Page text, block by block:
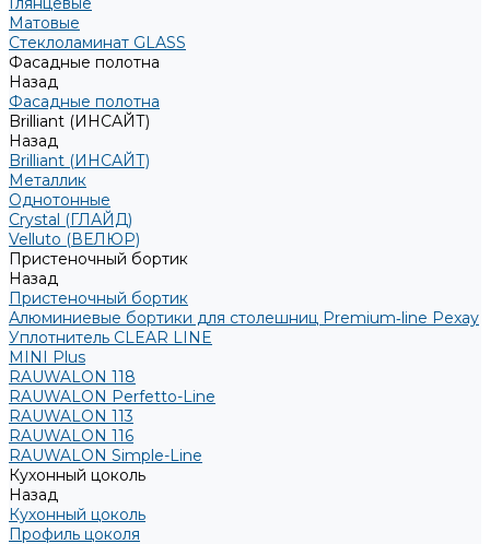
Матовые
Стеклоламинат GLASS
Фасадные полотна
Назад
Фасадные полотна
Brilliant (ИНСАЙТ)
Назад
Brilliant (ИНСАЙТ)
Металлик
Однотонные
Crystal (ГЛАЙД)
Velluto (ВЕЛЮР)
Пристеночный бортик
Назад
Пристеночный бортик
Алюминиевые бортики для столешниц Premium‑line Рехау
Уплотнитель CLEAR LINE
MINI Plus
RAUWALON 118
RAUWALON Perfetto-Line
RAUWALON 113
RAUWALON 116
RAUWALON Simple-Line
Кухонный цоколь
Назад
Кухонный цоколь
Профиль цоколя